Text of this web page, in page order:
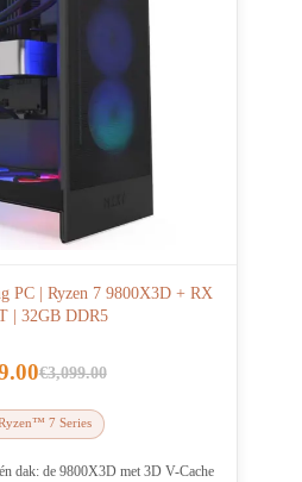
PC | Ryzen 7 9800X3D + RX
| 32GB DDR5
€3,099.00
Oorspronkelijke
prijs
was:
€3,099.00.
Huidige
prijs
is:
€2,999.00.
7 Series
dak: de 9800X3D met 3D V-Cache